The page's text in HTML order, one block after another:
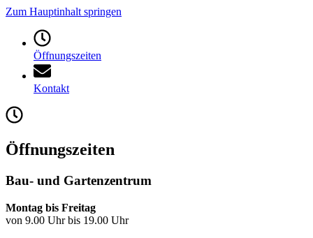
Zum Hauptinhalt springen
Öffnungszeiten
Kontakt
Öffnungszeiten
Bau- und Gartenzentrum
Montag bis Freitag
von 9.00 Uhr bis 19.00 Uhr